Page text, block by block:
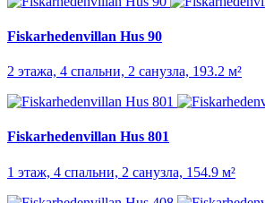
Fiskarhedenvillan Hus 90
2 этажа, 4 спальни, 2 санузла, 193.2 м²
Fiskarhedenvillan Hus 801
1 этаж, 4 спальни, 2 санузла, 154.9 м²